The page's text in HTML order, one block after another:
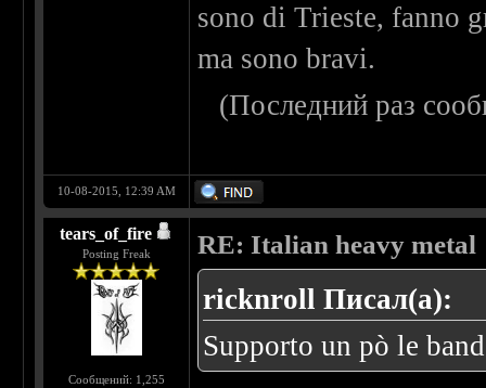
sono di Trieste, fanno
ma sono bravi.
(Последний раз
10-08-2015, 12:39 AM
tears_of_fire
Posting Freak
Сообщений: 1,255
RE: Italian heavy metal
ricknroll Писал(а):
Supporto un pò le